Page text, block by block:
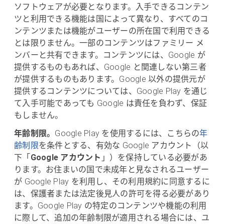
ソフトウェアが必要となります。入手できるコンテン
ツと利用できる機能は国によって異なり、すべてのコ
ンテンツまたは機能がユーザーの所在国で利用できる
とは限りません。一部のコンテンツはファミリー メ
ンバーと共有できます。コンテンツには、Google が
提供するものもあれば、Google と関連しない第三者
が提供するものもあります。Google 以外の提供元が
提供するコンテンツについては、Google Play を通じ
て入手可能であっても Google は責任を負わず、保証
もしません。
年齢制限。 Google Play を使用するには、こちらの年
齢制限を条件とする、有効な Google アカウント（以
下「 Google アカウント 」）を保持している必要があ
ります。お住まいの国で未成年と見なされるユーザー
が Google Play を利用し、その利用規約に同意するに
は、保護者または法定後見人の許可を得る必要があり
ます。Google Play の特定のコンテンツや機能の利用
に際して、追加の年齢制限が適用される場合には、ユ